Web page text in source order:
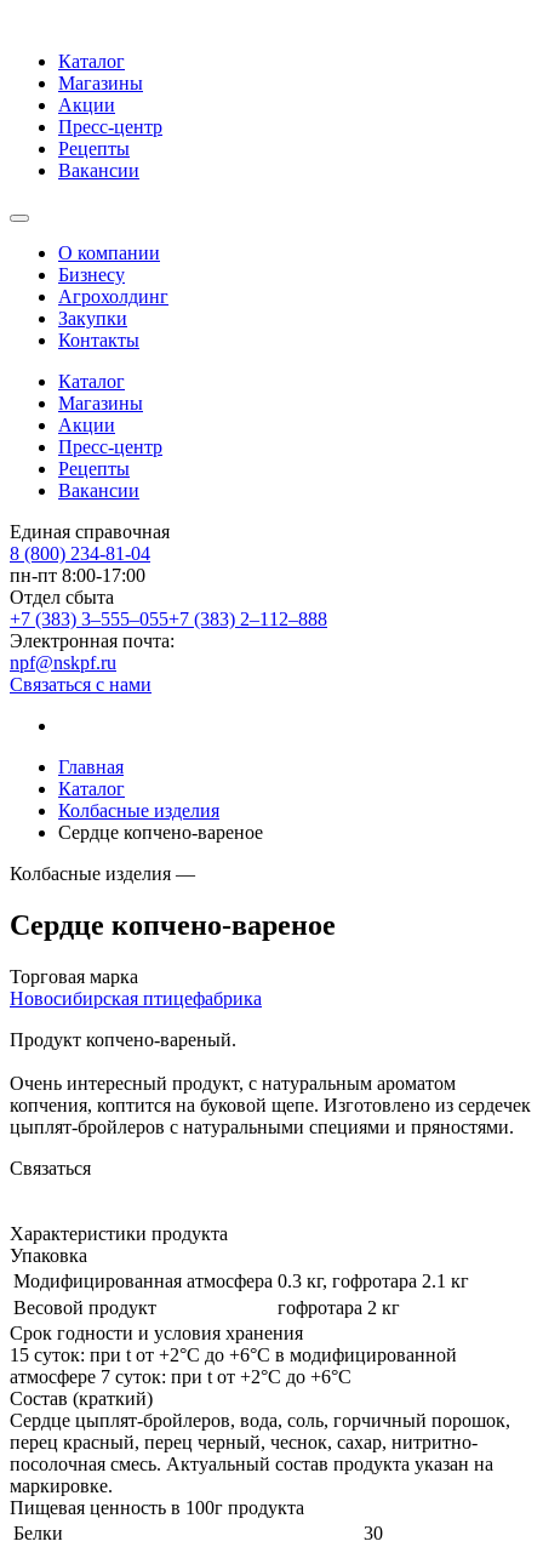
Каталог
Магазины
Акции
Пресс-центр
Рецепты
Вакансии
О компании
Бизнесу
Агрохолдинг
Закупки
Контакты
Каталог
Магазины
Акции
Пресс-центр
Рецепты
Вакансии
Единая справочная
8 (800) 234-81-04
пн-пт 8:00-17:00
Отдел сбыта
+7 (383) 3‒555‒055+7 (383) 2‒112‒888
Электронная почта:
npf@nskpf.ru
Связаться с нами
Главная
Каталог
Колбасные изделия
Сердце копчено-вареное
Колбасные изделия —
Сердце копчено-вареное
Торговая марка
Новосибирская птицефабрика
Продукт копчено-вареный.
Очень интересный продукт, с натуральным ароматом
копчения, коптится на буковой щепе. Изготовлено из сердечек
цыплят-бройлеров с натуральными специями и пряностями.
Связаться
Характеристики продукта
Упаковка
Модифицированная атмосфера 0.3 кг, гофротара 2.1 кг
Весовой продукт
гофротара 2 кг
Срок годности и условия хранения
15 суток: при t от +2°С до +6°С в модифицированной
атмосфере 7 суток: при t от +2°С до +6°С
Состав (краткий)
Сердце цыплят-бройлеров, вода, соль, горчичный порошок,
перец красный, перец черный, чеснок, сахар, нитритно-
посолочная смесь. Актуальный состав продукта указан на
маркировке.
Пищевая ценность в 100г продукта
Белки
30